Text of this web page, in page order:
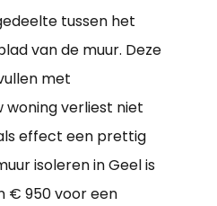
tussen het
van de muur. Deze
met
woning verliest niet
effect een prettig
isoleren in Geel is
€ 950 voor een